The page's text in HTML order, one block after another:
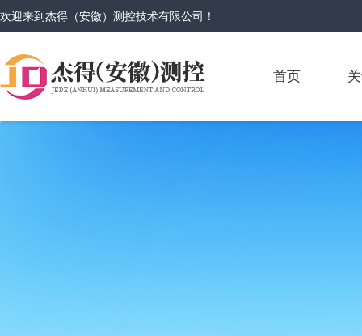
欢迎来到杰得（安徽）测控技术有限公司 ！
首页